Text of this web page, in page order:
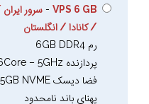
VPS 6 GB
- سرور
/ کانادا / انگلستان
رم 6GB DDR4
پردازنده 6Core – 5GHz
فضا دیسک 45GB NVME
پهنای باند نامحدود